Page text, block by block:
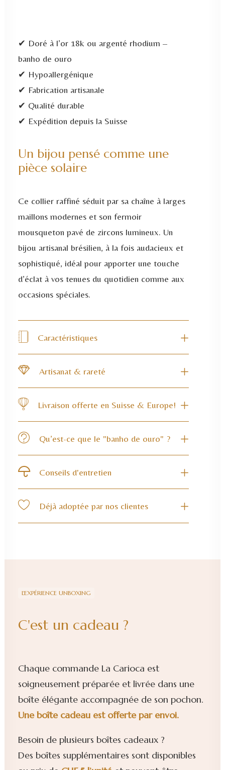
Or
✔ Doré à l’or 18k ou argenté rhodium –
banho de ouro
✔ Hypoallergénique
✔ Fabrication artisanale
✔ Qualité durable
✔ Expédition depuis la Suisse
Un bijou pensé comme une
pièce solaire
Ce collier raffiné séduit par sa chaîne à larges
maillons modernes et son fermoir
mousqueton pavé de zircons lumineux. Un
bijou artisanal brésilien, à la fois audacieux et
sophistiqué, idéal pour apporter une touche
d’éclat à vos tenues du quotidien comme aux
occasions spéciales.
Caractéristiques
Artisanat & rareté
Livraison offerte en Suisse & Europe!
Qu’est-ce que le "banho de ouro" ?
Conseils d'entretien
Déjà adoptée par nos clientes
L'EXPÉRIENCE UNBOXING
C'est un cadeau ?
Chaque commande La Carioca est
soigneusement préparée et livrée dans une
boîte élégante accompagnée de son pochon.
Une boîte cadeau est offerte par envoi.
Besoin de plusieurs boîtes cadeaux ?
Des boîtes supplémentaires sont disponibles